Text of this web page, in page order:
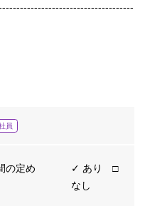
員
の定め
✓ あり □
なし